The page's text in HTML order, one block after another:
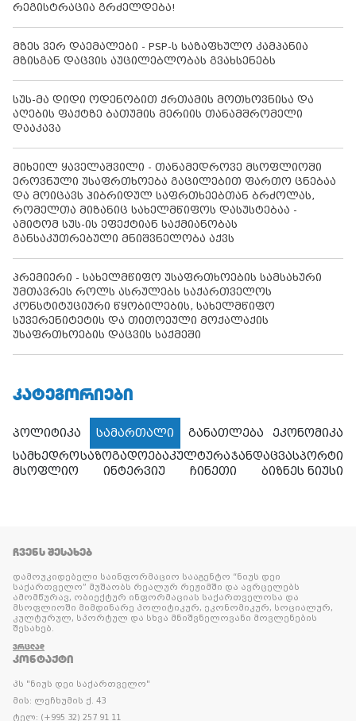
რეგისტრაცია გრძელდება!
მზეს ვერ დაემალები - PSP-ს საზაფხულო კამპანია
მზისგან დაცვის აუცილებლობას გვახსენებს
სუს-მა დიდი ოდენობით ქრთამის მოთხოვნისა და
აღების ფაქტზე ბათუმის მერიის თანამშრომელი
დააკავა
მიხეილ ყაველაშვილი - თანამედროვე მსოფლიოში
ეროვნული უსაფრთხოება გაცილებით ფართო ცნებაა
და მოიცავს ჰიბრიდულ საფრთხეებთან ბრძოლას,
რომელთა მიზანიც სახელმწიფოს დასუსტებაა -
ამიტომ სუს-ის ეფექტიან საქმიანობას
განსაკუთრებული მნიშვნელობა აქვს
პრემიერი - სახელმწიფო უსაფრთხოების სამსახური
უმთავრეს როლს ასრულებს საქართველოს
კონსტიტუციური წყობილების, სახელმწიფო
სუვერენიტეტის და თითოეული მოქალაქის
უსაფრთხოების დაცვის საქმეში
ᲙᲐᲢᲔᲒᲝᲠᲘᲔᲑᲘ
პოლიტიკა სამართალი განათლება
ეკონომიკა
სამხედროსაზოგადოებაკულტურაჯანდაცვასპორტი
მსოფლიო
ინტერვიუ ჩინეთი ბიზნეს ნიუსი
ᲩᲕᲔᲜᲡ ᲨᲔᲡᲐᲮᲔᲑ
დამოუკიდებელი საინფორმაციო სააგენტო “ნიუს დეი
საქართველო” მუშაობს რეალურ რეჟიმში და ავრცელებს
ამომწურავ, ობიექტურ ინფორმაციას საქართველოსა და
მსოფლიოში მიმდინარე პოლიტიკურ, ეკონომიკურ, სოციალურ,
კულტურულ, სპორტულ და სხვა მნიშვნელოვანი მოვლენების
შესახებ.
ᲕᲠᲪᲚᲐᲓ
ᲙᲝᲜᲢᲐᲥᲢᲘ
პს "ნიუს დეი საქართველო"
მის: ლეჩხუმის ქ. 43
ტელ: (+995 32) 257 91 11